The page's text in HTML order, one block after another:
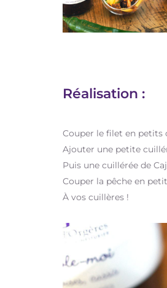
Réalisation :
Couper le filet en petits
Ajouter une petite
Puis une cuillérée de
Couper la pêche en
À vos cuillères !